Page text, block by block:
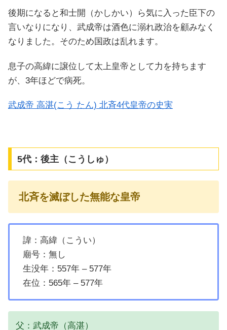
後期になると和士開（かしかい）ら気に入った臣下の
言いなりになり、武成帝は酒色に溺れ政治を顧みなく
なりました。そのため国政は乱れます。
息子の高緯に譲位して太上皇帝として力を持ちます
が、3年ほどで病死。
武成帝 高湛(こう たん) 北斉4代皇帝の史実
5代：後主（こうしゅ）
北斉を滅ぼした無能な皇帝
諱：高緯（こうい）
廟号：無し
生没年：557年 – 577年
在位：565年 – 577年
父：武成帝（高湛）